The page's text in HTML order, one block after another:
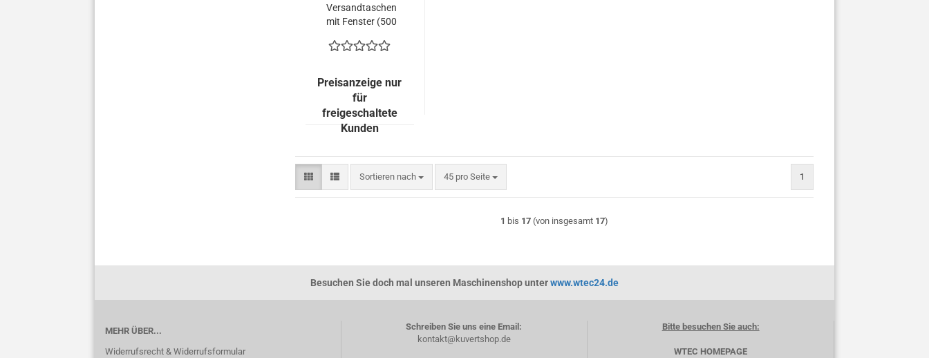
Versandtaschen
mit Fenster (500
EURO)
Preisanzeige nur
für
freigeschaltete
Kunden
Sortieren nach
Sortieren nach 45 pro Seite
pro Seite 1
1 bis 17 (von insgesamt 17)
Besuchen Sie doch mal unseren Maschinenshop unterwww.wtec24.de
MEHR ÜBER...
Widerrufsrecht & Widerrufsformular
Schreiben Sie uns eine Email:
kontakt@kuvertshop.de
Bitte besuchen Sie auch:
WTEC HOMEPAGE